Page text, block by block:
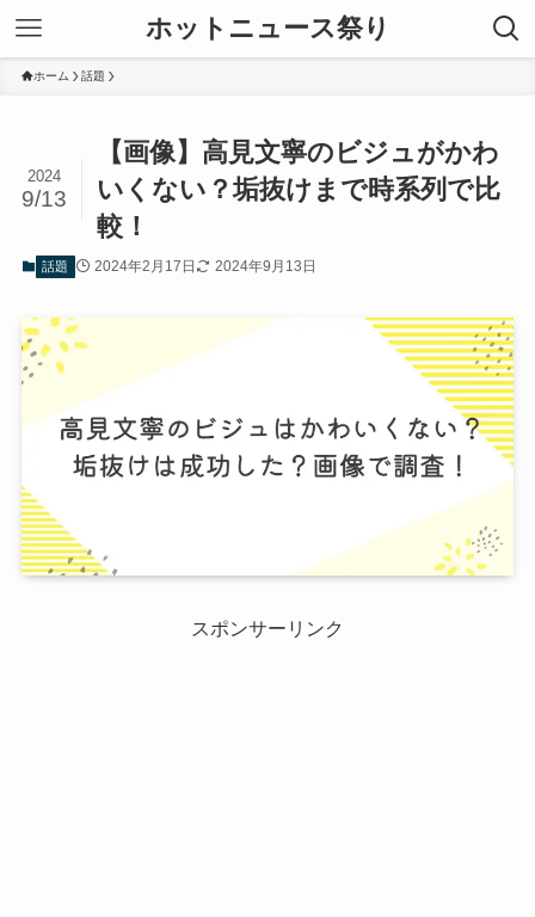
ホットニュース祭り
ホーム 話題
【画像】高見文寧のビジュがかわ
いくない？垢抜けまで時系列で比
較！
2024
9/13
話題 2024年2月17日 2024年9月13日
スポンサーリンク